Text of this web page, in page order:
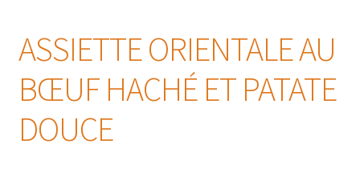
ASSIETTE ORIENTALE AU
BŒUF HACHÉ ET PATATE
DOUCE